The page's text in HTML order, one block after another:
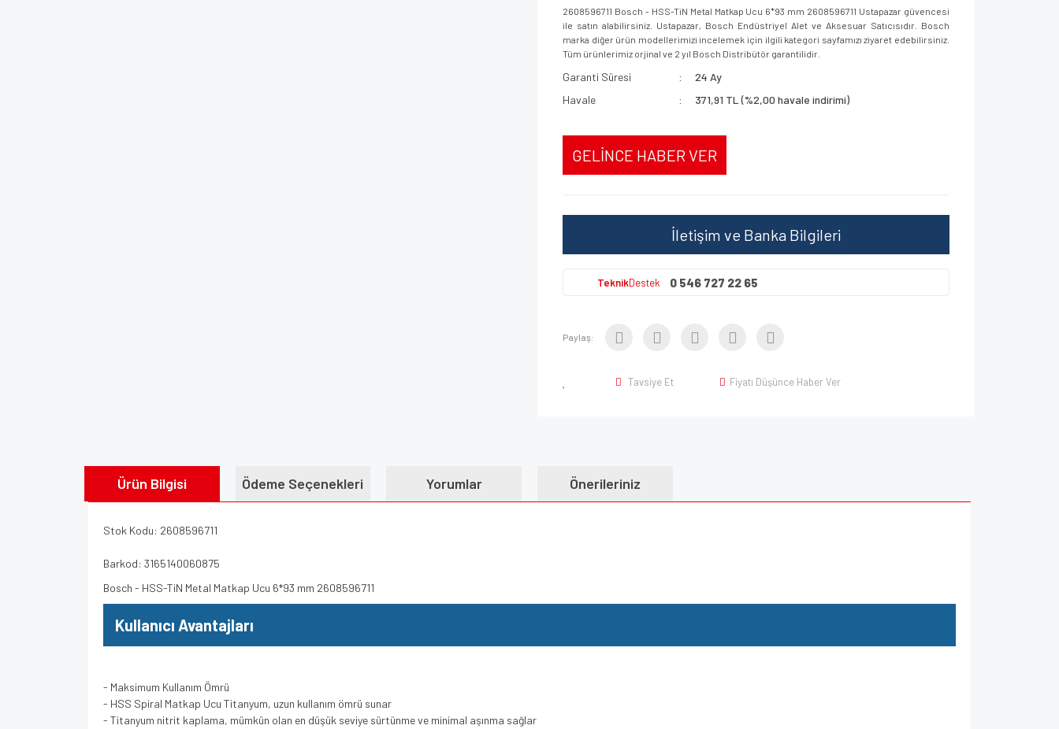
2608596711 Bosch - HSS-TiN Metal Matkap Ucu 6*93 mm 2608596711 Ustapazar güvencesi
ile satın alabilirsiniz. Ustapazar, Bosch Endüstriyel Alet ve Aksesuar Satıcısıdır. Bosch
marka diğer ürün modellerimizi incelemek için ilgili kategori sayfamızı ziyaret edebilirsiniz.
Tüm ürünlerimiz orjinal ve 2 yıl Bosch Distribütör garantilidir.
Garanti Süresi
24 Ay
Havale
371,91 TL (%2,00 havale indirimi)
GELİNCE HABER VER
İletişim ve Banka Bilgileri
TeknikDestek 0 546 727 22 65
Paylaş:
Tavsiye Et Fiyatı Düşünce Haber Ver
Ürün Bilgisi Ödeme Seçenekleri Yorumlar Önerileriniz
Stok Kodu: 2608596711
Barkod: 3165140060875
Bosch - HSS-TiN Metal Matkap Ucu 6*93 mm 2608596711
Kullanıcı Avantajları
- Maksimum Kullanım Ömrü
- HSS Spiral Matkap Ucu Titanyum, uzun kullanım ömrü sunar
- Titanyum nitrit kaplama, mümkün olan en düşük seviye sürtünme ve minimal aşınma sağlar